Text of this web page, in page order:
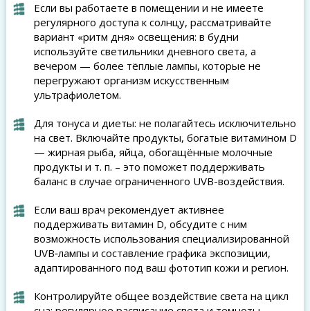
Если вы работаете в помещении и не имеете
регулярного доступа к солнцу, рассматривайте
вариант «ритм дня» освещения: в будни
используйте светильники дневного света, а
вечером — более тёплые лампы, которые не
перегружают организм искусственным
ультрафиолетом.
Для тонуса и диеты: не полагайтесь исключительно
на свет. Включайте продукты, богатые витамином D
— жирная рыба, яйца, обогащённые молочные
продукты и т. п. – это поможет поддерживать
баланс в случае ограниченного UVB-воздействия.
Если ваш врач рекомендует активнее
поддерживать витамин D, обсудите с ним
возможность использования специализированной
UVB‑лампы и составление графика экспозиции,
адаптированного под ваш фототип кожи и регион.
Контролируйте общее воздействие света на цикл